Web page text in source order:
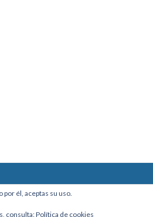
Mezzanine, Of. 101 - La Paz, Bolivia
por él, aceptas su uso.
consulta:Política de cookies